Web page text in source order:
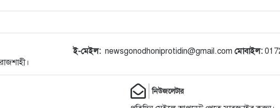
ই-মেইল: newsgonodhoniprotidin@gmail.com মোবাইল:
নিউজলেটার